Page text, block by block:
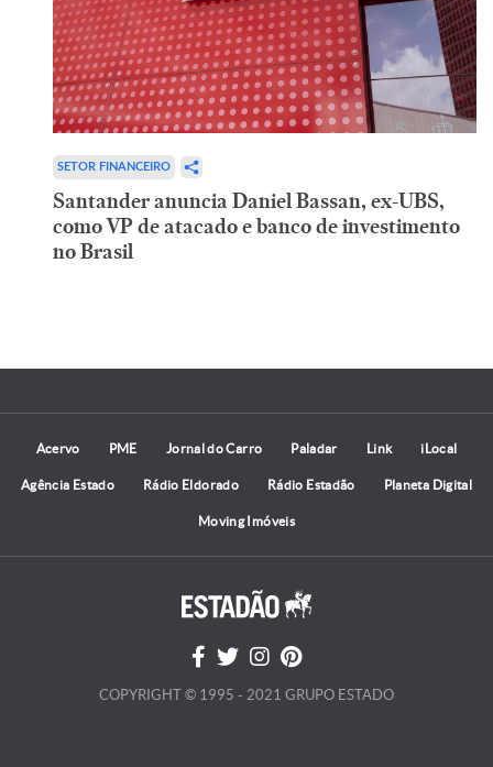
SETOR FINANCEIRO
Santander anuncia Daniel Bassan, ex-UBS,
como VP de atacado e banco de investimento
no Brasil
Acervo PME Jornal do Carro Paladar Link iLocal
Agência Estado Rádio Eldorado Rádio Estadão Planeta Digital
Moving Imóveis
COPYRIGHT © 1995 - 2021 GRUPO ESTADO